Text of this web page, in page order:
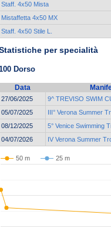
Staff. 4x50 Mista
Mistaffetta 4x50 MX
Staff. 4x50 Stile L.
per specialità
Dorso
Data
27/06/2025
9^ TREVISO SWIM
05/07/2025
III° Verona Summer
08/12/2025
5° Venice Swimming
04/07/2026
IV Verona Summer
50 m 25 m